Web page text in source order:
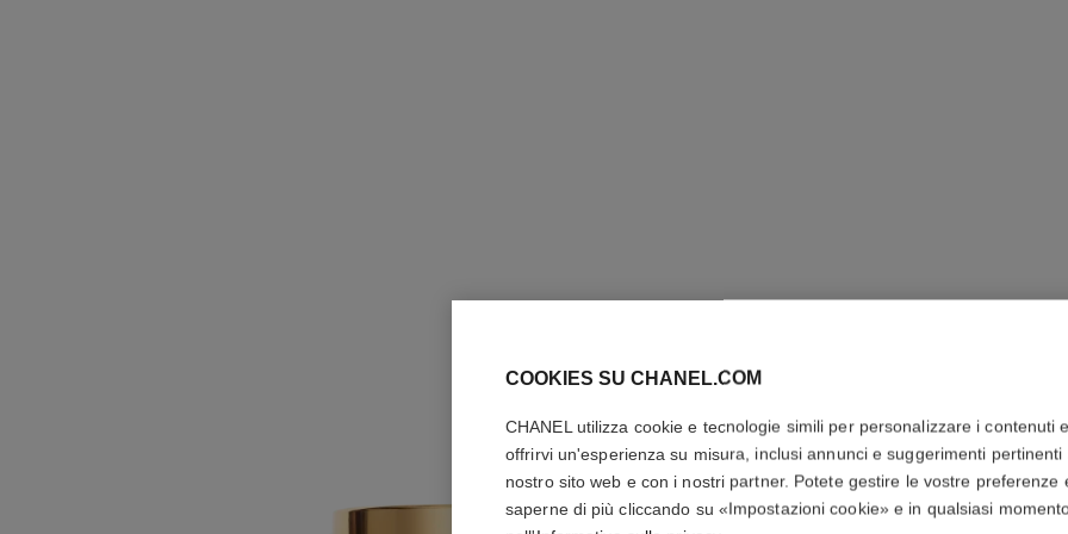
Trattamento
Più dettagli
COOKIES SU CHANEL.COM
CHANEL utilizza cookie e tecnologie simili per personalizzare i contenuti e
offrirvi un'esperienza su misura, inclusi annunci e suggerimenti pertinenti
nostro sito web e con i nostri partner. Potete gestire le vostre preferenze
saperne di più cliccando su «Impostazioni cookie» e in qualsiasi